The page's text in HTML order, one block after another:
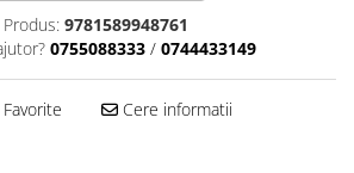
9781589948761
0755088333 / 0744433149
Cere informatii